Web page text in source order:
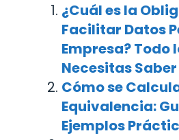
¿Cuál es la
Facilitar Datos
Empresa? Todo
Necesitas Saber
Cómo se
Equivalencia:
Ejemplos